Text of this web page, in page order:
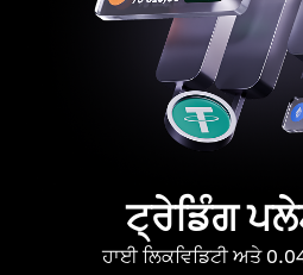
ਟ੍ਰੇਡਿੰਗ
ਹਾਈ ਲਿਕਵਿਡਿਟੀ ਅਤੇ